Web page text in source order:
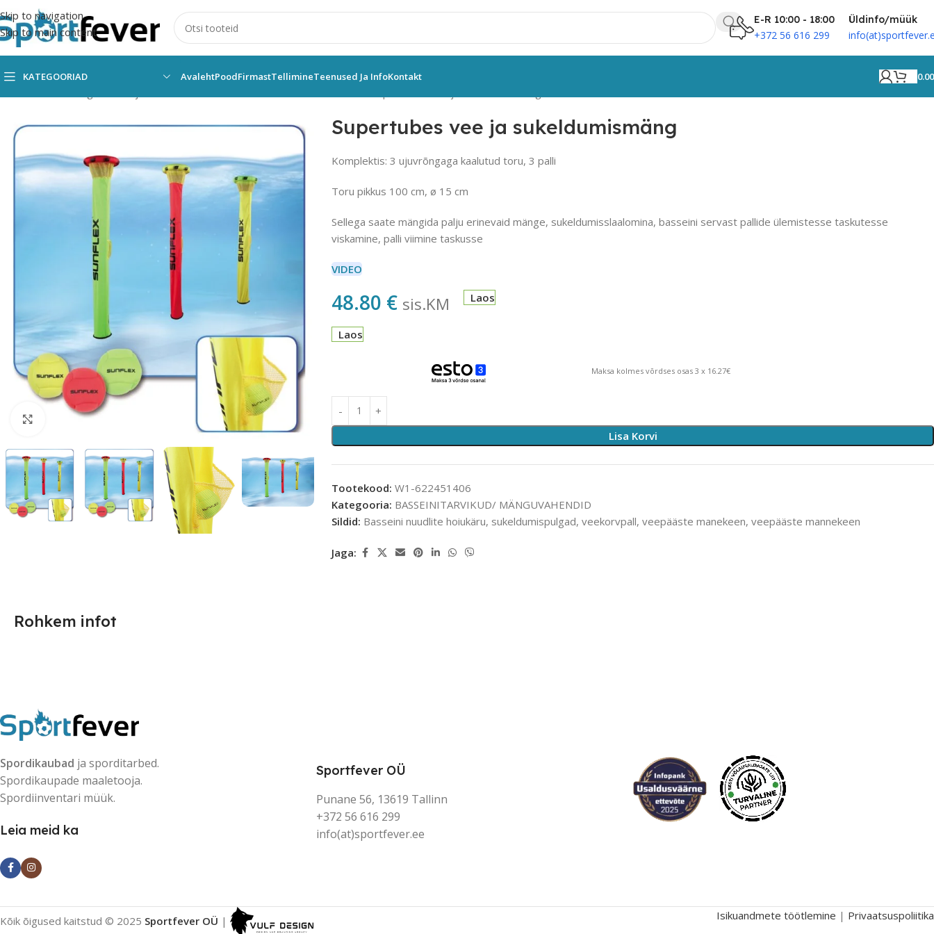
Skip to navigation
Skip to main content
E-R 10:00 - 18:00
+372 56 616 299
Üldinfo/müük
KATEGOORIAD AvalehtPoodFirmastTellimineTeenused Ja InfoKontakt
Suurendamiseks klõpsake
Supertubes vee ja sukeldumismäng
Komplektis: 3 ujuvrõngaga kaalutud toru, 3 palli
Toru pikkus 100 cm, ø 15 cm
Sellega saate mängida palju erinevaid mänge, sukeldumisslaalomina, basseini servast pallide ülemistesse taskutesse
viskamine, palli viimine taskusse
VIDEO
48.80 € sis.KM Laos
Laos
Maksa kolmes võrdses osas 3 x 16.27€
Lisa Korvi
Tootekood:W1-622451406
Kategooria: BASSEINITARVIKUD/ MÄNGUVAHENDID
Sildid: Basseini nuudlite hoiukäru, sukeldumispulgad, veekorvpall, veepääste manekeen, veepääste mannekeen
Jaga:
Rohkem infot
Spordikaubad ja sporditarbed.
Spordikaupade maaletooja.
Spordiinventari müük.
Leia meid ka
Sportfever OÜ
Punane 56, 13619 Tallinn
+372 56 616 299
info(at)sportfever.ee
Kõik õigused kaitstud © 2025 Sportfever OÜ | Isikuandmete töötlemine | Privaatsuspoliitika